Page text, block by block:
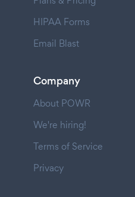
HIPAA Forms
Email Blast
Company
About POWR
We're hiring!
Terms of Service
Privacy